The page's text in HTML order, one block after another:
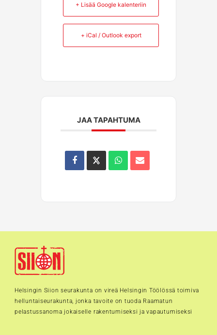
+ Lisää Google kalenteriin
+ iCal / Outlook export
JAA TAPAHTUMA
Helsingin Siion seurakunta on vireä Helsingin Töölössä toimiva
helluntaiseurakunta, jonka tavoite on tuoda Raamatun
pelastussanoma jokaiselle rakentumiseksi ja vapautumiseksi